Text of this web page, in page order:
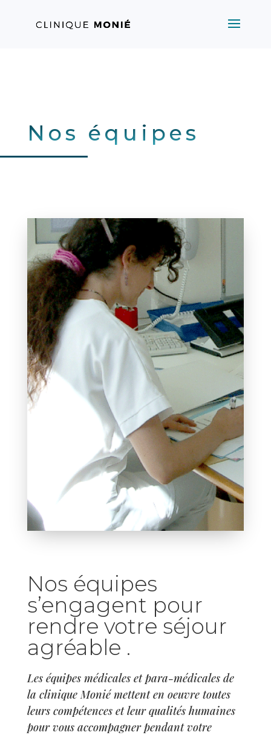
Nos équipes
Nos équipes
s’engagent pour
rendre votre séjour
agréable .
Les équipes médicales et para-médicales de
la clinique Monié mettent en oeuvre toutes
leurs compétences et leur qualités humaines
pour vous accompagner pendant votre